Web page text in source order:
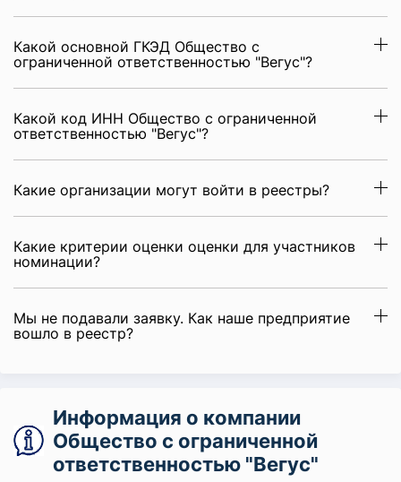
Какой основной ГКЭД Общество с
ограниченной ответственностью "Вегус"?
Какой код ИНН Общество с ограниченной
ответственностью "Вегус"?
Какие организации могут войти в реестры?
Какие критерии оценки оценки для участников
номинации?
Мы не подавали заявку. Как наше предприятие
вошло в реестр?
Информация о компании
Общество с ограниченной
ответственностью "Вегус"